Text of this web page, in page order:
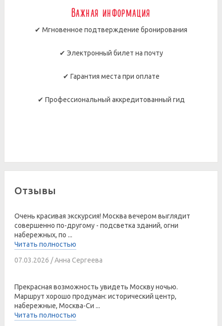
Важная информация
✔ Мгновенное подтверждение бронирования
✔ Электронный билет на почту
✔ Гарантия места при оплате
✔ Профессиональный аккредитованный гид
Отзывы
Очень красивая экскурсия! Москва вечером выглядит
совершенно по-другому - подсветка зданий, огни
набережных, по ...
Читать полностью
07.03.2026 / Анна Сергеева
Прекрасная возможность увидеть Москву ночью.
Маршрут хорошо продуман: исторический центр,
набережные, Москва-Си ...
Читать полностью